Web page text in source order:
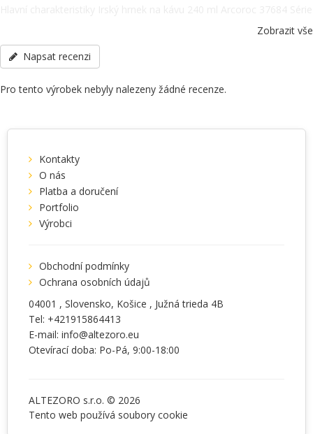
zařízení - Irský hrnek na kávu, Země původu - Francie, další
specifikace po telefonu: +38(067) 5710158.
Zobrazit vše
Napsat recenzi
Pro tento výrobek nebyly nalezeny žádné recenze.
Kontakty
O nás
Platba a doručení
Portfolio
Výrobci
Obchodní podmínky
Ochrana osobních údajů
04001 , Slovensko, Košice , Južná trieda 4B
Tel: +421915864413
E-mail: info@altezoro.eu
Otevírací doba: Po-Pá, 9:00-18:00
ALTEZORO s.r.o. © 2026
Tento web používá soubory cookie